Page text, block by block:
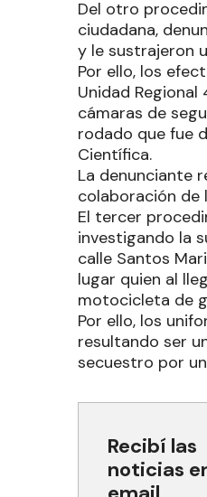
Del otro
ciudadana,
y le sustrajeron
Por ello, los
Unidad
cámaras de
rodado que fue
Científica.
La denunciante
colaboración de
El tercer
investigando la
calle Santos
lugar quien al
motocicleta de
Por ello, los
resultando ser
secuestro por
Recibí las
noticias